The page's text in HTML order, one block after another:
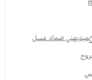
ميديهني ضماد عسل